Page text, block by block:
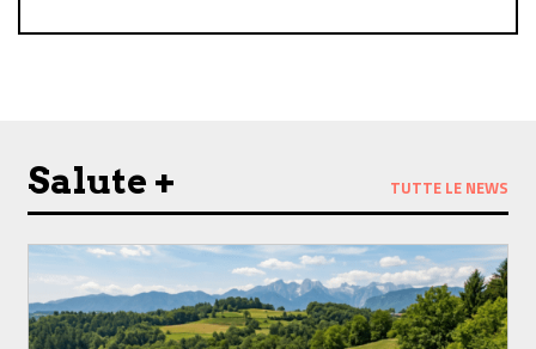
Follow us on Facebook
Follow us on Instagram
Salute + TUTTE LE NEWS